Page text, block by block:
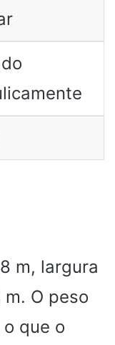
m, largura
O peso
que o